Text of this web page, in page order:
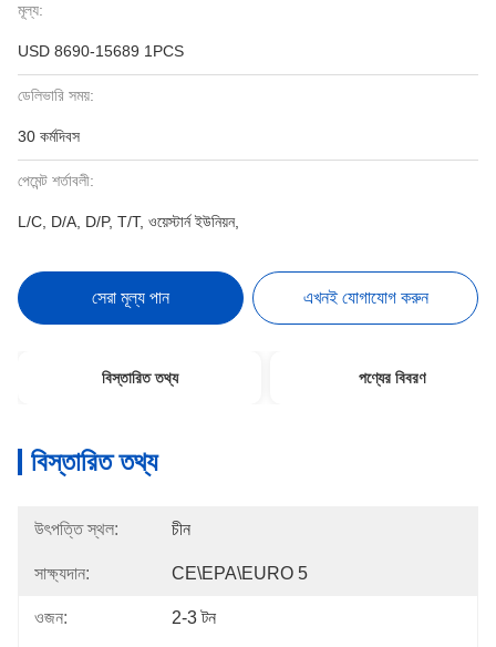
মূল্য:
USD 8690-15689 1PCS
ডেলিভারি সময়:
30 কর্মদিবস
পেমেন্ট শর্তাবলী:
L/C, D/A, D/P, T/T, ওয়েস্টার্ন ইউনিয়ন,
সেরা মূল্য পান এখনই যোগাযোগ করুন
বিস্তারিত তথ্য পণ্যের বিবরণ
বিস্তারিত তথ্য
উৎপত্তি স্থল: চীন
সাক্ষ্যদান: CE\EPA\EURO 5
ওজন: 2-3 টন